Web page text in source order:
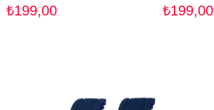
₺199,00 ₺199,00